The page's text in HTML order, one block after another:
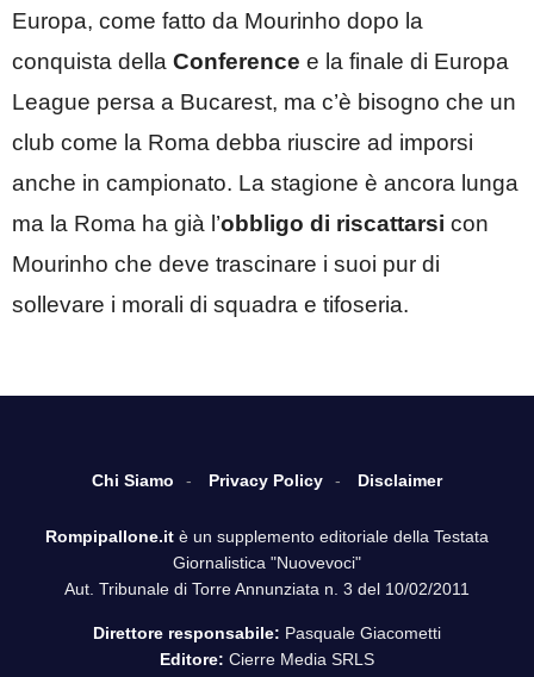
Europa, come fatto da Mourinho dopo la
conquista della Conference e la finale di Europa
League persa a Bucarest, ma c’è bisogno che un
club come la Roma debba riuscire ad imporsi
anche in campionato. La stagione è ancora lunga
ma la Roma ha già l’obbligo di riscattarsi con
Mourinho che deve trascinare i suoi pur di
sollevare i morali di squadra e tifoseria.
Chi Siamo Privacy Policy Disclaimer
Rompipallone.it è un supplemento editoriale della Testata
Giornalistica "Nuovevoci"
Aut. Tribunale di Torre Annunziata n. 3 del 10/02/2011
Direttore responsabile: Pasquale Giacometti
Editore: Cierre Media SRLS